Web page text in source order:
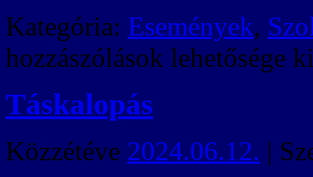
Kategória: Események,
hozzászólások lehetősége
Táskalopás
Közzétéve 2024.06.12. |